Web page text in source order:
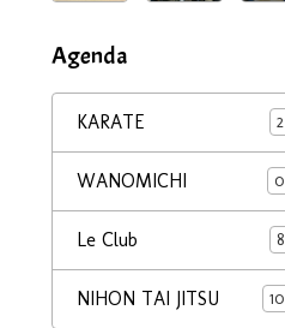
Agenda
KARATE 2
WANOMICHI 0
Le Club 8
NIHON TAI JITSU 10